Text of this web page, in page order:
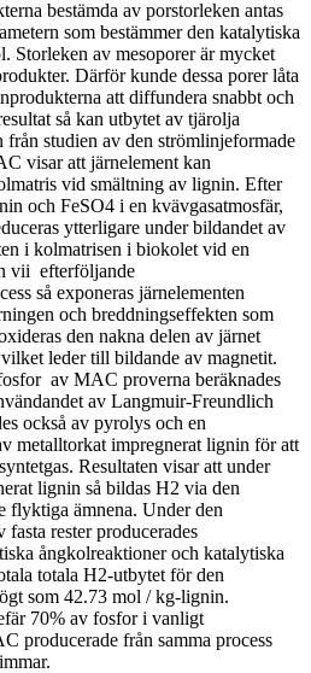
bestämda av porstorleken antas
som bestämmer den katalytiska
Storleken av mesoporer är mycket
Därför kunde dessa porer låta
att diffundera snabbt och
så kan utbytet av tjärolja
från studien av den strömlinjeformade
visar att järnelement kan
vid smältning av lignin. Efter
och FeSO4 i en kvävgasatmosfär,
ytterligare under bildandet av
i kolmatrisen i biokolet vid en
vii efterföljande
så exponeras järnelementen
och breddningseffekten som
den nakna delen av järnet
leder till bildande av magnetit.
av MAC proverna beräknades
av Langmuir-Freundlich
också av pyrolys och en
metalltorkat impregnerat lignin för att
Resultaten visar att under
lignin så bildas H2 via den
flyktiga ämnena. Under den
rester producerades
ångkolreaktioner och katalytiska
totala H2-utbytet för den
som 42.73 mol / kg-lignin.
70% av fosfor i vanligt
producerade från samma process